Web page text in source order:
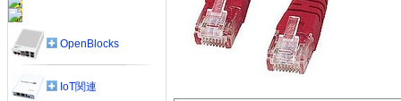
OpenBlocks
IoT関連